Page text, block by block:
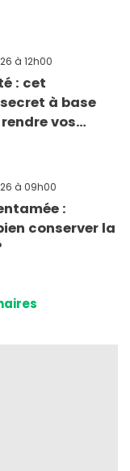
à 12h00
: cet
à base
vos
à 09h00
:
conserver la